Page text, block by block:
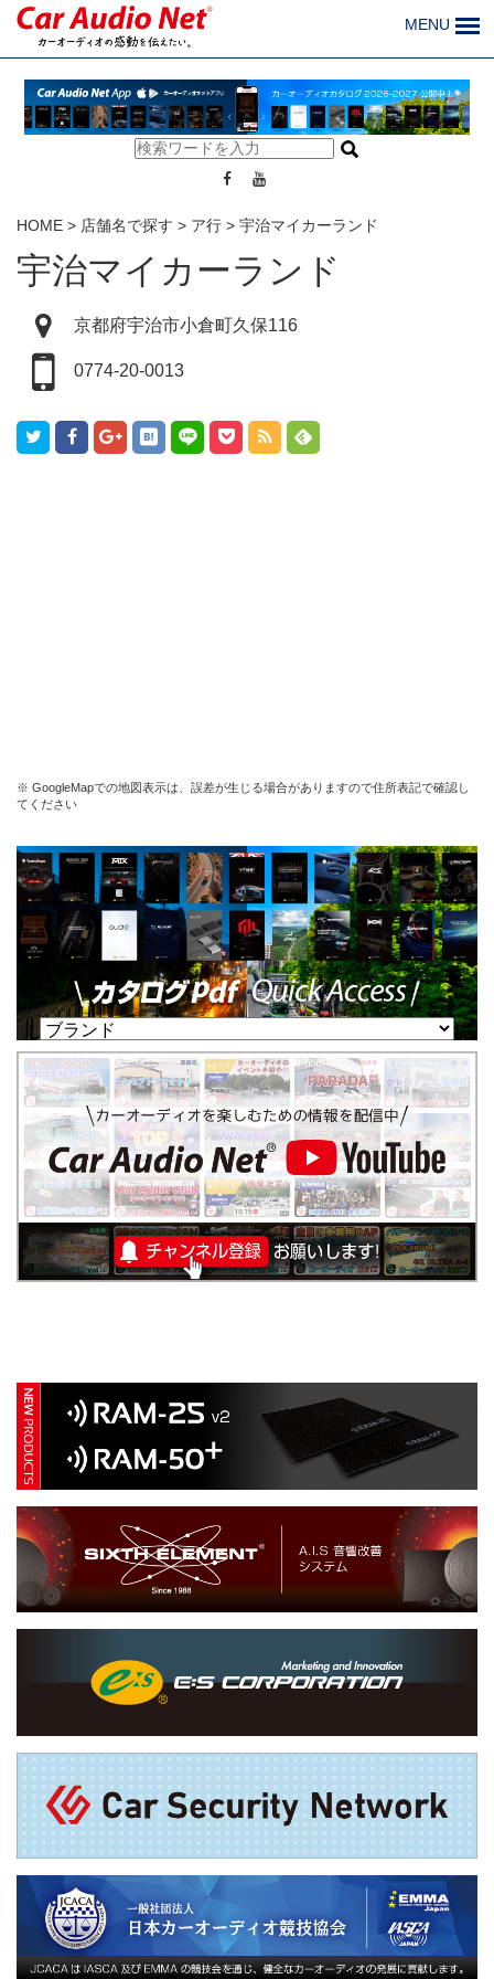
MENU
HOME > 店舗名で探す > ア行 > 宇治マイカーランド
宇治マイカーランド
京都府宇治市小倉町久保116
0774-20-0013
※ GoogleMapでの地図表示は、誤差が生じる場合がありますので住所表記で確認し
てください